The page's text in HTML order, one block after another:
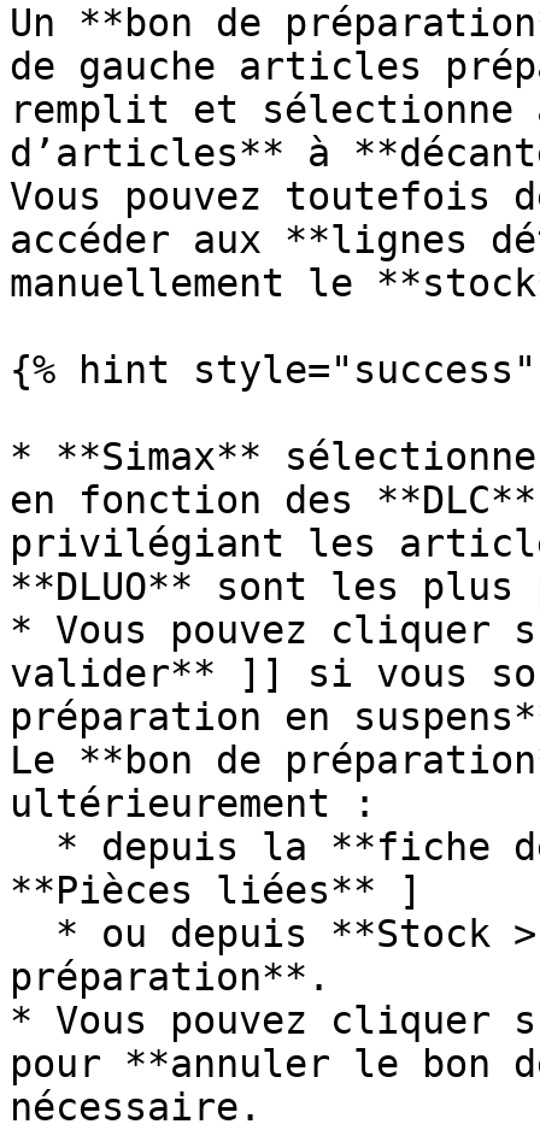
Un **bon de
de gauche articles
remplit et sélectionne
d’articles** à
Vous pouvez toutefois
accéder aux **lignes
manuellement le
{% hint style="success"
* **Simax**
en fonction des
privilégiant les
**DLUO** sont les plus
* Vous pouvez
valider** ]] si vous
préparation en
Le **bon de
ultérieurement :
**Pièces liées** ]
préparation**.
* Vous pouvez
pour **annuler le bon
nécessaire.